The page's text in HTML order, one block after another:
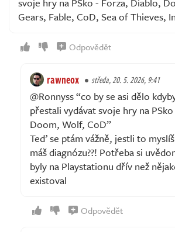
Gears, Fable, CoD, Sea of Thieves,
Odpovědět
rawneox středa, 20. 5. 2026, 9:41
@Ronnyss “co by se asi dělo
přestali vydávat svoje hry na
Doom, Wolf, CoD”
Teď se ptám vážně, jestli to
máš diagnózu??! Potřeba si
byly na Playstationu dřív než
existoval
Odpovědět